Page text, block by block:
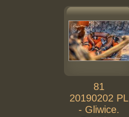
81
20190202 PL
- Gliwice.